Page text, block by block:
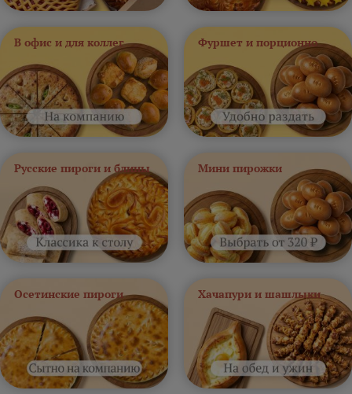
В офис и для коллег Фуршет и порционно
Русские пироги и блины Мини пирожки
Осетинские пироги Хачапури и шашлыки